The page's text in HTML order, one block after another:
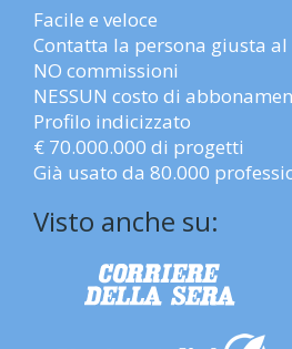
Facile e veloce
Contatta la persona giusta
NO commissioni
NESSUN costo di
Profilo indicizzato
€ 70.000.000 di progetti
Già usato da 80.000
Visto anche su: